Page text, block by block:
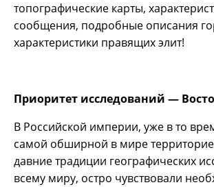
топографические карты,
сообщения, подробные описания
характеристики правящих элит!
Приоритет исследований —
В Российской империи, уже в то
самой обширной в мире
давние традиции географических
всему миру, остро чувствовали